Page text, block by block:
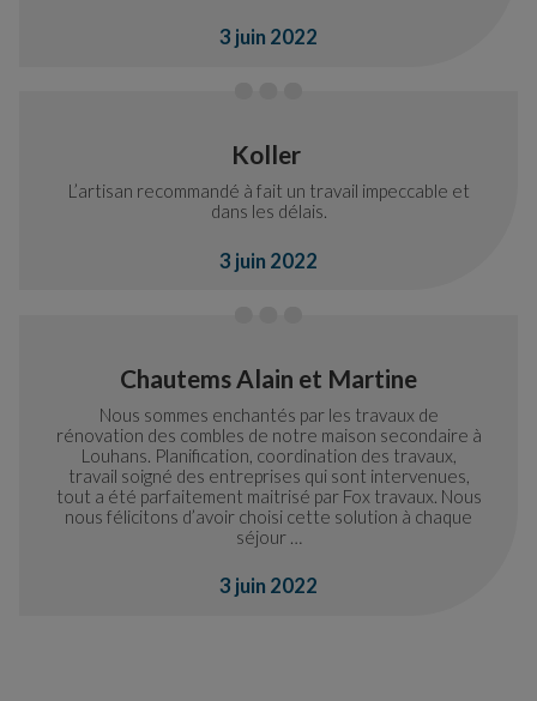
3 juin 2022
Koller
L’artisan recommandé à fait un travail impeccable et
dans les délais.
3 juin 2022
Chautems Alain et Martine
Nous sommes enchantés par les travaux de
rénovation des combles de notre maison secondaire à
Louhans. Planification, coordination des travaux,
travail soigné des entreprises qui sont intervenues,
tout a été parfaitement maitrisé par Fox travaux. Nous
nous félicitons d’avoir choisi cette solution à chaque
séjour …
3 juin 2022